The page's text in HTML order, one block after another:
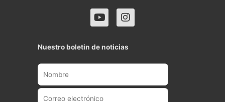
Y
o
t
u
b
I
n
t
a
g
a
Nuestro boletin de noticias